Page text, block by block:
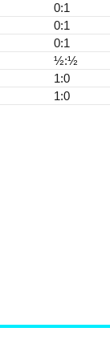
0:1
0:1
0:1
½:½
1:0
1:0